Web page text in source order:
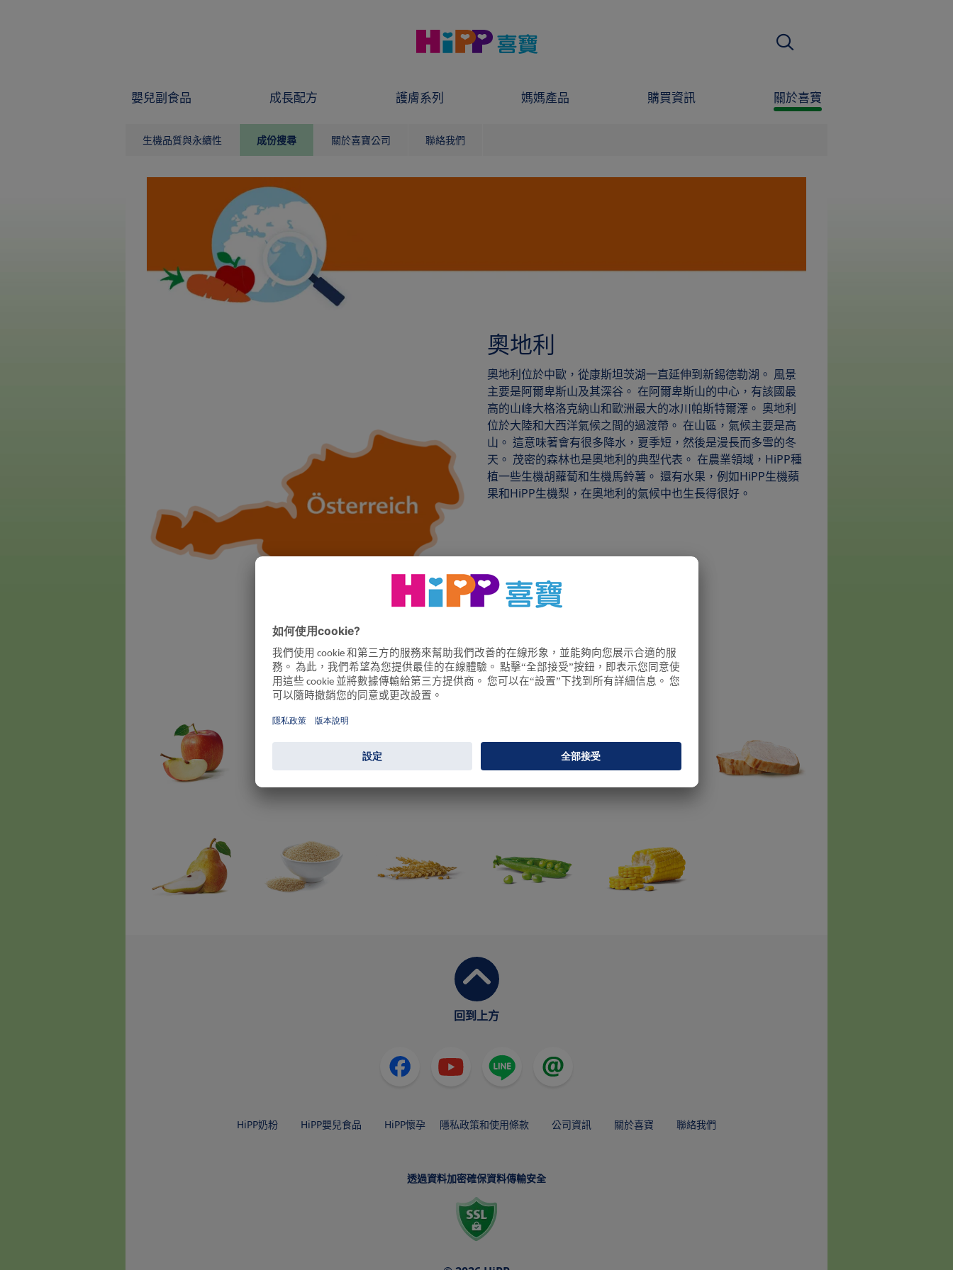
嬰兒副食品 成長配方 護膚系列 媽媽產品 購買資訊 關於喜寶
搜尋
生機品質與永續性 成份搜尋 關於喜寶公司 聯絡我們
奧地利
奧地利位於中歐，從康斯坦茨湖一直延伸到新錫德勒湖。 風景
主要是阿爾卑斯山及其深谷。 在阿爾卑斯山的中心，有該國最
高的山峰大格洛克納山和歐洲最大的冰川帕斯特爾澤。 奧地利
位於大陸和大西洋氣候之間的過渡帶。 在山區，氣候主要是高
山。 這意味著會有很多降水，夏季短，然後是漫長而多雪的冬
天。 茂密的森林也是奧地利的典型代表。 在農業領域，HiPP種
植一些生機胡蘿蔔和生機馬鈴薯。 還有水果，例如HiPP生機蘋
果和HiPP生機梨，在奧地利的氣候中也生長得很好。
回到上方
HiPP奶粉 HiPP嬰兒食品 HiPP懷孕 隱私政策和使用條款 公司資訊 關於喜寶 聯絡我們
透過資料加密確保資料傳輸安全